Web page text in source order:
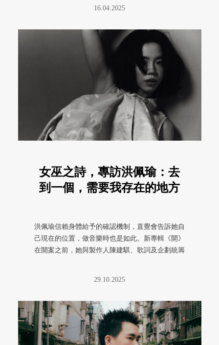
16.04.2025
女巫之詩，專訪洪佩瑜：去
到一個，需要我存在的地方
洪佩瑜信賴身體給予的確認機制，直覺會告訴她自
己現在的位置，做音樂時也是如此。新專輯《開》
在開案之前，她與製作人陳建騏、歌詞及企劃統籌
29.10.2025